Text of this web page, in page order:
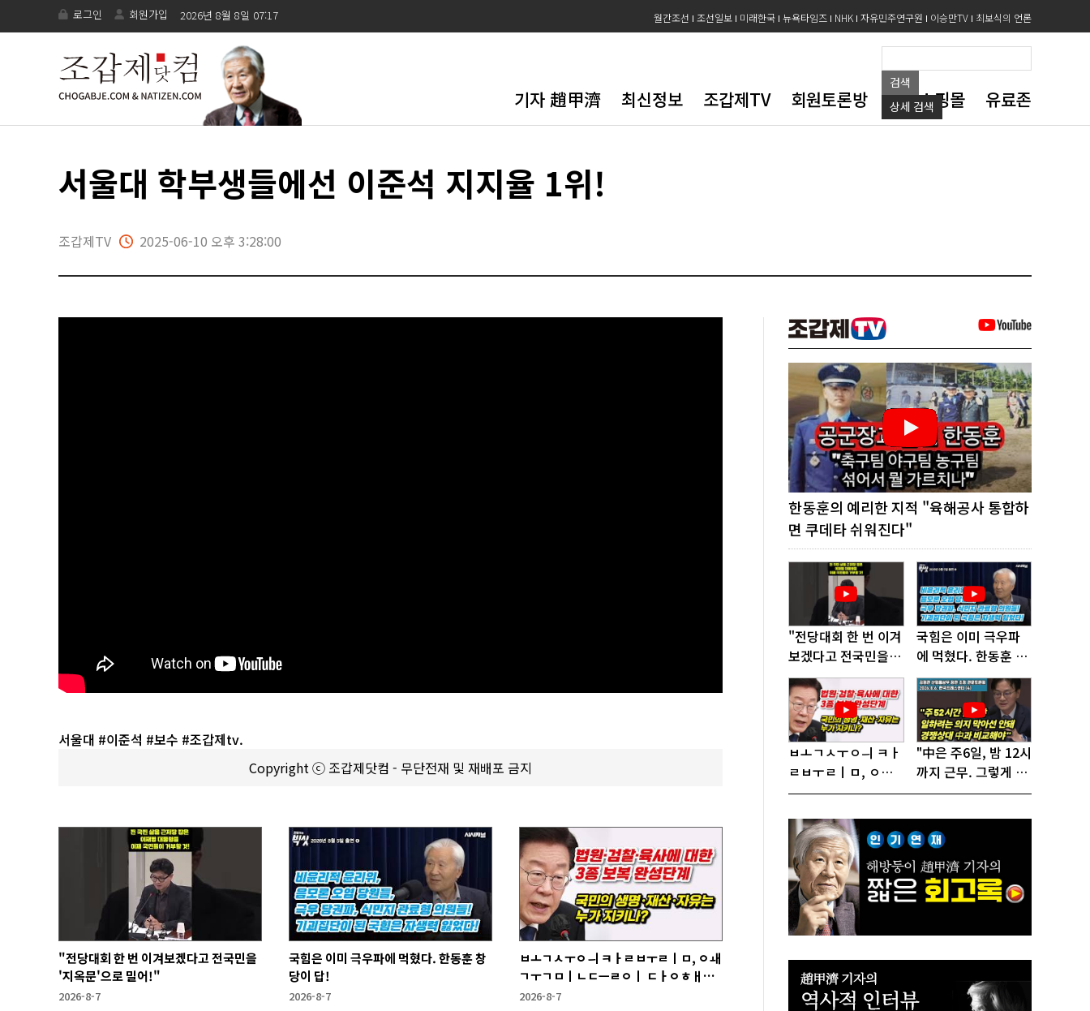
로그인 회원가입 2026년 8월 8일 07:17 월간조선 조선일보 미래한국 뉴욕타임즈 NHK 자유민주연구원 이승만TV 최보식의 언론
검색
상세 검색
기자 趙甲濟 최신정보 조갑제TV 회원토론방 도서쇼핑몰 유료존
서울대 학부생들에선 이준석 지지율 1위!
조갑제TV 2025-06-10 오후 3:28:00
서울대 #이준석 #보수 #조갑제tv.
Copyright ⓒ 조갑제닷컴 - 무단전재 및 재배포 금지
"전당대회 한 번 이겨보겠다고 전국민을
'지옥문'으로 밀어!"
2026-8-7
국힘은 이미 극우파에 먹혔다. 한동훈 창
당이 답!
2026-8-7
ㅂㅗㄱㅅㅜㅇㅢ ㅋㅏㄹㅂㅜㄹㅣㅁ, ㅇㅙ
ㄱㅜㄱㅁㅣㄴㄷㅡㄹㅇㅣ ㄷㅏㅇㅎㅐㅇ
ㅑ ㅎㅏㄴㅏ?
2026-8-7
한동훈의 예리한 지적 "육해공사 통합하
면 쿠데타 쉬워진다"
"전당대회 한 번 이겨
보겠다고 전국민을
'지옥문'으로 밀어!"
국힘은 이미 극우파
에 먹혔다. 한동훈 창
당이 답!
ㅂㅗㄱㅅㅜㅇㅢ ㅋㅏ
ㄹㅂㅜㄹㅣㅁ, ㅇㅙ
ㄱㅜㄱㅁㅣㄴㄷㅡㄹ
ㅎㅏㄴㅏ?
"中은 주6일, 밤 12시
까지 근무. 그렇게 일
해서 어떻게 경쟁하